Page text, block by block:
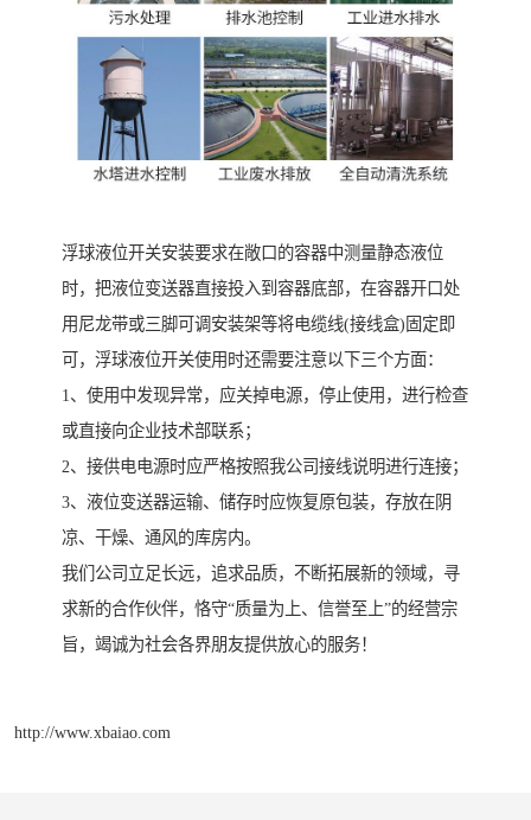
浮球液位开关安装要求在敞口的容器中测量静态液位
时，把液位变送器直接投入到容器底部，在容器开口处
用尼龙带或三脚可调安装架等将电缆线(接线盒)固定即
可，浮球液位开关使用时还需要注意以下三个方面：
1、使用中发现异常，应关掉电源，停止使用，进行检查
或直接向企业技术部联系；
2、接供电电源时应严格按照我公司接线说明进行连接；
3、液位变送器运输、储存时应恢复原包装，存放在阴
凉、干燥、通风的库房内。
我们公司立足长远，追求品质，不断拓展新的领域，寻
求新的合作伙伴，恪守“质量为上、信誉至上”的经营宗
旨，竭诚为社会各界朋友提供放心的服务！
http://www.xbaiao.com